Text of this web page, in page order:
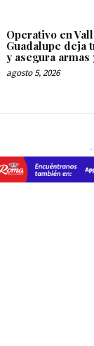
Operativo en
Guadalupe deja
y asegura armas
agosto 5, 2026
-